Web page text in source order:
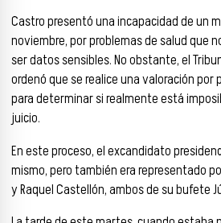
Castro presentó una incapacidad de un
noviembre, por problemas de salud que
ser datos sensibles. No obstante, el
ordenó que se realice una valoración por
para determinar si realmente está
juicio.
En este proceso, el excandidato
mismo, pero también era representado
y Raquel Castellón, ambos de su bufete